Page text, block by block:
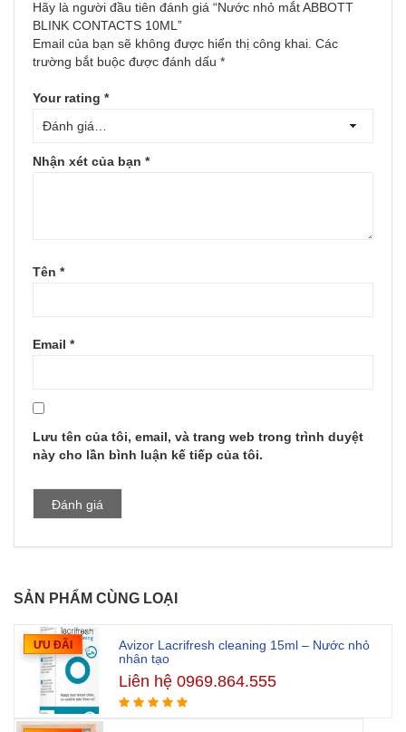
Hãy là người đầu tiên đánh giá “Nước nhỏ mắt ABBOTT
BLINK CONTACTS 10ML”
Email của bạn sẽ không được hiển thị công khai. Các
trường bắt buộc được đánh dấu *
Your rating *
Nhận xét của bạn *
Tên *
Email *
Lưu tên của tôi, email, và trang web trong trình duyệt
này cho lần bình luận kế tiếp của tôi.
SẢN PHẨM CÙNG LOẠI
ƯU ĐÃI
Avizor Lacrifresh cleaning 15ml – Nước nhỏ
nhân tạo
Liên hệ 0969.864.555